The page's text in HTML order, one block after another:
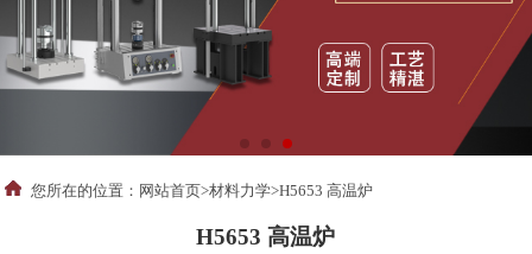
您所在的位置： 网站首页>材料力学>H5653 高温炉
H5653 高温炉